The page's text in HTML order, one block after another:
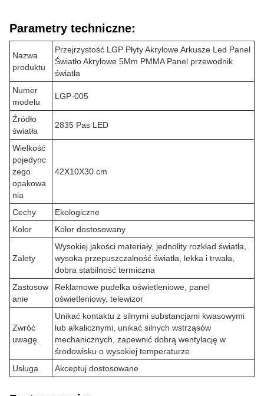
Parametry techniczne:
Nazwa
produktu
Przejrzystość LGP Płyty Akrylowe Arkusze Led Panel
Światło Akrylowe 5Mm PMMA Panel przewodnik
światła
Numer
modelu
LGP-005
Źródło
światła
2835 Pas LED
Wielkość
pojedync
zego
opakowa
nia
42X10X30 cm
Cechy
Ekologiczne
Kolor
Kolor dostosowany
Zalety
Wysokiej jakości materiały, jednolity rozkład światła,
wysoka przepuszczalność światła, lekka i trwała,
dobra stabilność termiczna
Zastosow
anie
Reklamowe pudełka oświetleniowe, panel
oświetleniowy, telewizor
Zwróć
uwagę.
Unikać kontaktu z silnymi substancjami kwasowymi
lub alkalicznymi, unikać silnych wstrząsów
mechanicznych, zapewnić dobrą wentylację w
środowisku o wysokiej temperaturze
Usługa
Akceptuj dostosowane